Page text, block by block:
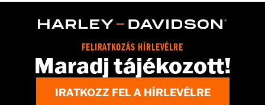
Sold In Units:Each
1 year limited warranty – Go towww.h-
d.com/warrantyfor full details
FELIRATKOZÁS HÍRLEVÉLRE
Maradj tájékozott!
IRATKOZZ FEL A HÍRLEVÉLRE